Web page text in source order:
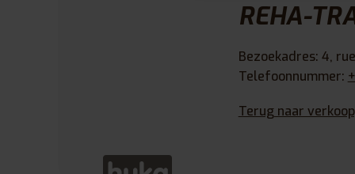
REHA-
Bezoekadres: 4,
Telefoonnummer:
Terug naar